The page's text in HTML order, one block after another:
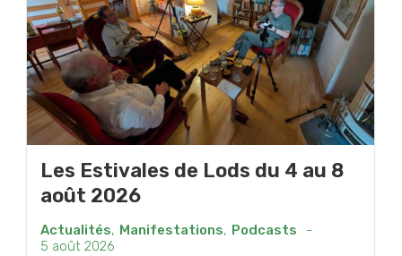
Les Estivales de Lods du 4 au 8
août 2026
Actualités, Manifestations, Podcasts
-
5 août 2026